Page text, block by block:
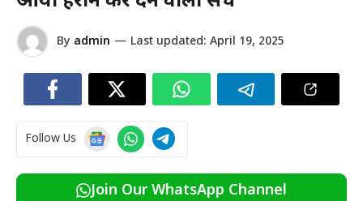
By admin — Last updated: April 19, 2025
Follow Us
Join Our WhatsApp Channel